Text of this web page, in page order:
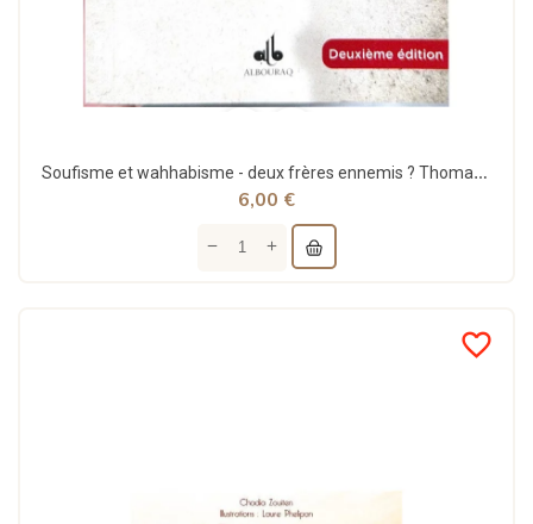
Soufisme et wahhabisme - deux frères ennemis ? Thomas Sibille - al Bouraq
6,00 €
favorite_border